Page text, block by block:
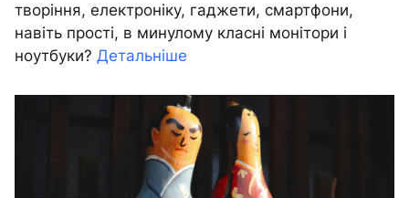
творіння, електроніку, гаджети, смартфони,
навіть прості, в минулому класні монітори і
ноутбуки? Детальніше